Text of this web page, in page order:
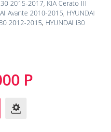
2015-2017, KIA Cerato III
Avante 2010-2015, HYUNDAI
2012-2015, HYUNDAI i30
Р